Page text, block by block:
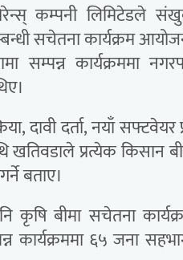
कम्पनी लिमिटेडले
सचेतना कार्यक्रम
सम्पन्न कार्यक्रममा
दावी दर्ता, नयाँ
खतिवडाले प्रत्येक किसान
बताए।
कृषि बीमा सचेतना
कार्यक्रममा ६५ जना